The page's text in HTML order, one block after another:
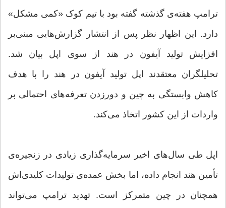
ترامپ هفته‌ی گذشته گفته بود با تیم کوک «کمی مشکل»
دارد. این اظهار نظر پس از انتشار گزارش‌هایی مبنی‌بر
افزایش تولید آیفون در هند از سوی اپل بیان شد.
تحلیلگران معتقدند اپل تولید آیفون در هند را با هدف
کاهش وابستگی به چین و دورزدن تعرفه‌های احتمالی بر
واردات از این کشور اتخاذ می‌کند.
اپل طی سال‌های اخیر سرمایه‌گذاری زیادی در زنجیره‌ی
تأمین هند انجام داده، اما بخش عمده‌ی تولیدات کلیدی‌اش
همچنان در چین متمرکز است. تهدید ترامپ می‌تواند